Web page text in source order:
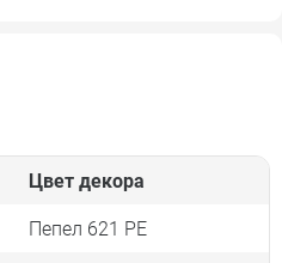
Цвет декора
Пепел 621 PE